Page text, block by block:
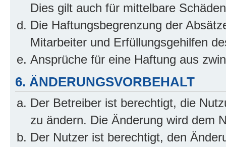
Dies gilt auch für mittelbare
Die Haftungsbegrenzung der
Mitarbeiter und Erfüllungsgehilfen
Ansprüche für eine Haftung aus
6. ÄNDERUNGSVORBEHALT
Der Betreiber ist berechtigt, die
zu ändern. Die Änderung wird dem
Der Nutzer ist berechtigt, den